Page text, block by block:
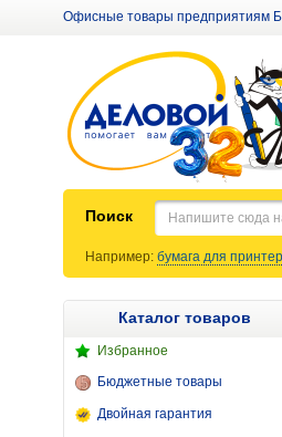
Офисные товары предприятиям
Поиск
Например: бумага для
Каталог товаров
Избранное
Бюджетные товары
Двойная гарантия